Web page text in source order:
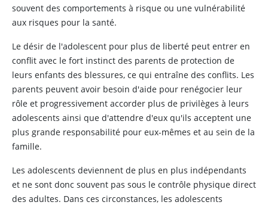
souvent des comportements à risque ou une vulnérabilité
aux risques pour la santé.
Le désir de l'adolescent pour plus de liberté peut entrer en
conflit avec le fort instinct des parents de protection de
leurs enfants des blessures, ce qui entraîne des conflits. Les
parents peuvent avoir besoin d'aide pour renégocier leur
rôle et progressivement accorder plus de privilèges à leurs
adolescents ainsi que d'attendre d'eux qu'ils acceptent une
plus grande responsabilité pour eux-mêmes et au sein de la
famille.
Les adolescents deviennent de plus en plus indépendants
et ne sont donc souvent pas sous le contrôle physique direct
des adultes. Dans ces circonstances, les adolescents